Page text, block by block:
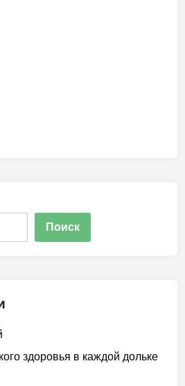
Поиск
здоровья в каждой дольке